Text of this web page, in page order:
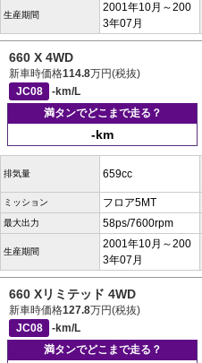
生産期間
2001年10月～200
3年07月
660 X 4WD
新車時価格114.8万円(税抜)
JC08
-km/L
満タンでどこまで走る？
-km
排気量 659cc
ミッション フロア5MT
最大出力 58ps/7600rpm
生産期間
2001年10月～200
3年07月
660 Xリミテッド 4WD
新車時価格127.8万円(税抜)
JC08
-km/L
満タンでどこまで走る？